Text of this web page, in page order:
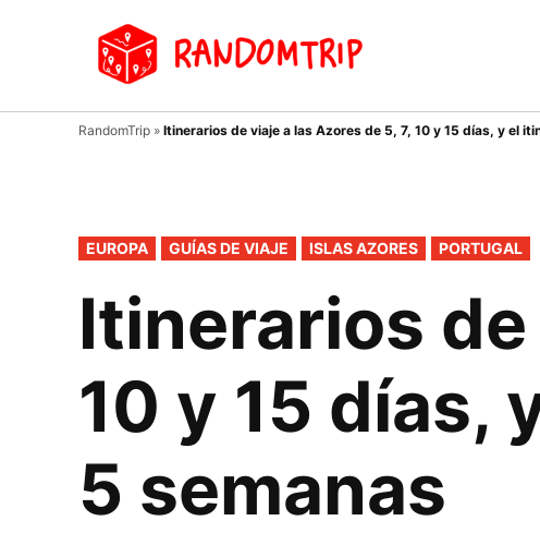
donde
tu
RandomTrip » Itinerarios de viaje a las Azores de 5, 7, 10 y 15 días, y el
PUBLICADO
EN
EUROPA GUÍAS DE VIAJE ISLAS AZORES PORTUGAL
Itinerarios de
10 y 15 días,
5 semanas